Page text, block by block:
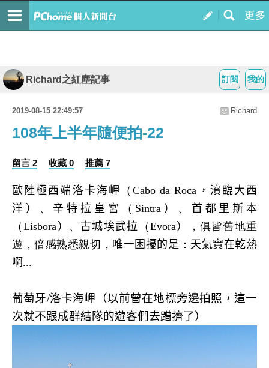
我的
訂閱
Richard之紅塵記事
2019-08-15 22:49:57 Richard
108年上半年隨便拍-22
留言 2 收藏 0 推薦 7
歐陸極西端洛卡海岬 （Cabo da Roca ，濱臨大西
洋）
、 辛特拉皇宮 （ Sintra ） 、 首都里斯本
（Lisbora ） 、 古城埃武拉 （ Evora）
，俱皆舊地重
遊，倍感熟悉親切 ， 唯一困擾的是 ： 天氣實在乾熱
啊 ...
葡萄牙/洛卡海岬（以前曾在地標旁邊拍照，這一
次就不跟成群結隊的遊客們去蹭擠了）